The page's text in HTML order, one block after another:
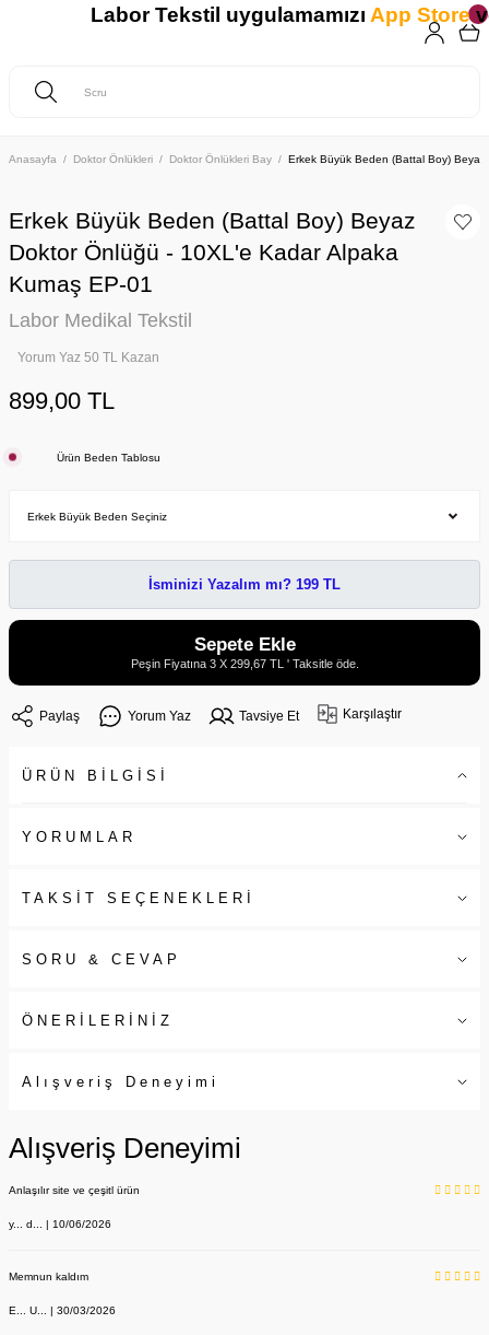
Anasayfa Doktor Önlükleri Doktor Önlükleri Bay Erkek Büyük Beden (Battal Boy)
Erkek Büyük Beden (Battal Boy) Beyaz
Doktor Önlüğü - 10XL'e Kadar Alpaka
Kumaş EP-01
Labor Medikal Tekstil
Yorum Yaz 50 TL Kazan
899,00 TL
Ürün Beden Tablosu
İsminizi Yazalım mı? 199 TL
Sepete Ekle
Peşin Fiyatına 3 X 299,67 TL ' Taksitle öde.
Paylaş Yorum Yaz Tavsiye Et Karşılaştır
ÜRÜN BİLGİSİ
YORUMLAR
TAKSİT SEÇENEKLERİ
SORU & CEVAP
ÖNERİLERİNİZ
Alışveriş Deneyimi
Alışveriş Deneyimi
Anlaşılır site ve çeşitl ürün
y... d... | 10/06/2026
Memnun kaldım
E... U... | 30/03/2026
Labor Tekstil uygulamamızıApp Store